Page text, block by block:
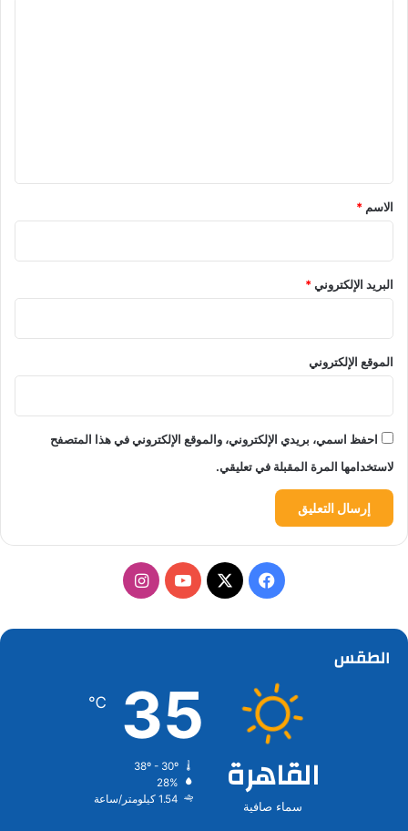
*
الاسم *
البريد الإلكتروني*
الموقع الإلكتروني
احفظ اسمي، بريدي الإلكتروني، والموقع الإلكتروني في هذا المتصفح
لاستخدامها المرة المقبلة في تعليقي.
فيسبوك
‫X
‫YouTubeانستقرام
الطقس
القاهرة
سماء صافية
35
℃
28%
1.54 كيلومتر/ساعة